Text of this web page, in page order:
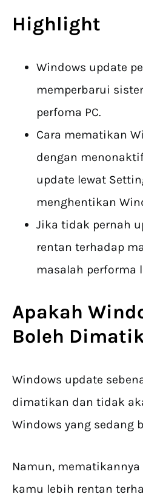
Highlight
Windows update
memperbarui
perfoma PC.
Cara mematikan
dengan
update lewat
menghentikan
Jika tidak pernah
rentan terhadap
masalah performa
Apakah
Boleh
Windows update
dimatikan dan tidak
Windows yang sedang
Namun,
kamu lebih rentan